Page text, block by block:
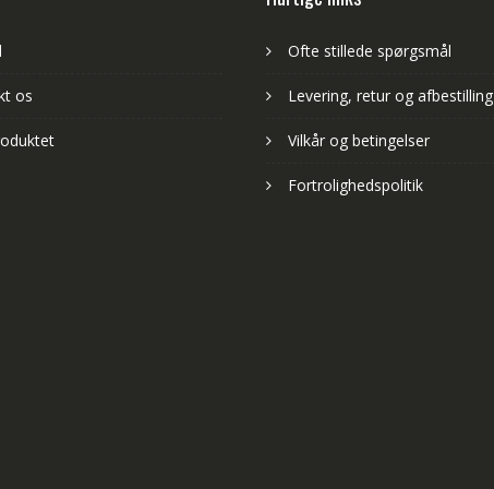
os
Ofte stillede spørgsmål
Levering, retur og afbestilling
Vilkår og betingelser
Fortrolighedspolitik